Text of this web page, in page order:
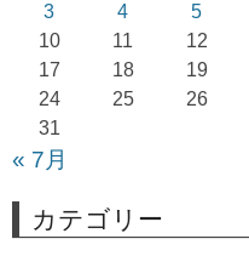
3
4 5
10
11 12
17
18 19
24
25 26
31
« 7月
カテゴリー